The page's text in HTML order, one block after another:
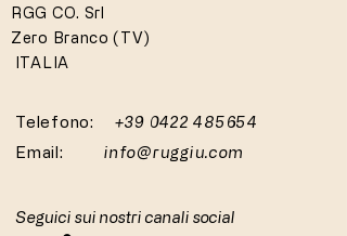
RGG CO. Srl
Zero Branco (TV)
ITALIA
Telefono:
+39 0422 485654
Email: info@ruggiu.com
Seguici sui nostri canali social